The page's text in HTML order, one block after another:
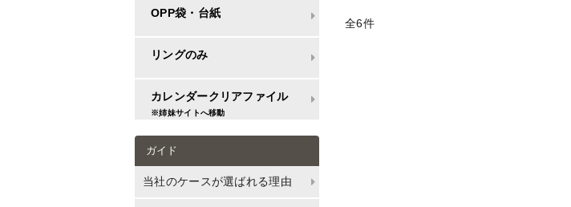
OPP袋・台紙
リングのみ
カレンダークリアファイル
※姉妹サイトへ移動
ガイド
当社のケースが選ばれる理由
全6件